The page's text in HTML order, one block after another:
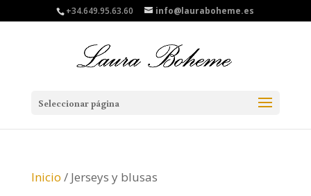
+34.649.95.63.60 info@lauraboheme.es
Seleccionar página
Inicio / Jerseys y blusas